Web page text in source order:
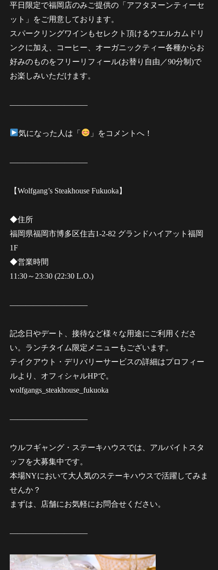
平日限定で福岡店のみご提供の「アフタヌーンティーセ
ット」をご用意しております。
スパークリングワインもセレクト頂けるウエルカムドリ
ンクに加え、コーヒー、オーガニックティー各種からお
好みのものをフリーリフィール(お替り自由／90分制)で
お楽しみいただけます。
——————————
気になった人は「 」をコメントへ！
——————————
【Wolfgang’s Steakhouse Fukuoka】
◆住所
福岡県福岡市博多区住吉1-2-82 グランドハイアット福岡
1F
◆営業時間
11:30～23:30 (22:30 L.O.)
——————————
記念日やデート、接待など様々な用途にご利用くださ
い。ランチタイム限定メニューもございます。
テイクアウト・デリバリーサービスの詳細はプロフィー
ルより、オフィシャルHPで。
wolfgangs_steakhouse_fukuoka
——————————
ウルフギャング・ステーキハウスでは、アルバイトスタ
ッフを大募集中です。
本場NYにおいて大人気のステーキハウスで活躍してみま
せんか？
まずは、店舗にお気軽にお問合せください。
——————————